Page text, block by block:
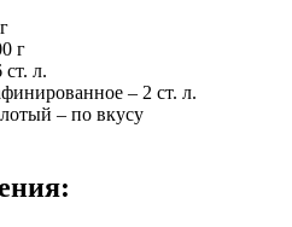
г
л.
– 2 ст. л.
– по вкусу